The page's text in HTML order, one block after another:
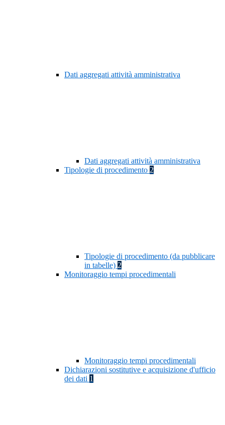
Dati aggregati attività amministrativa
Dati aggregati attività amministrativa
Tipologie di procedimento 2
Tipologie di procedimento (da pubblicare
in tabelle) 2
Monitoraggio tempi procedimentali
Monitoraggio tempi procedimentali
Dichiarazioni sostitutive e acquisizione d'ufficio
dei dati 1